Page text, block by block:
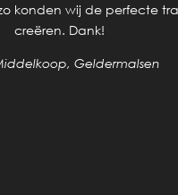
konden wij de perfecte
creëren. Dank!
Geldermalsen